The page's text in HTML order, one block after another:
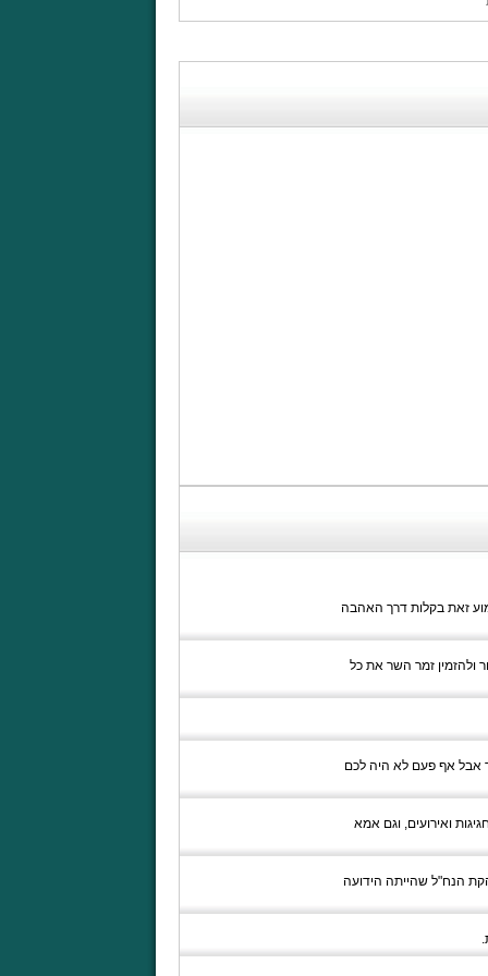
זאת בקלות דרך האהבה
ולהזמין זמר השר את כל
אבל אף פעם לא היה לכם
ואירועים, וגם אמא
הנח"ל שהייתה הידועה